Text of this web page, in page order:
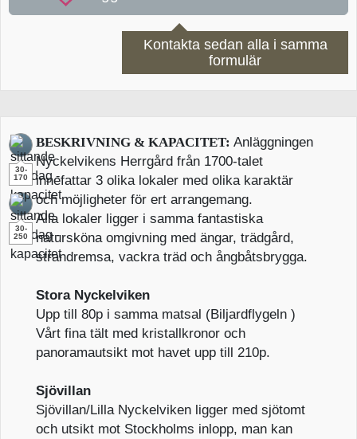
Kontakta sedan alla i samma
formulär
30-
170
30-
250
BESKRIVNING & KAPACITET:Anläggningen
Nyckelvikens Herrgård från 1700-talet
innefattar 3 olika lokaler med olika karaktär
och möjligheter för ert arrangemang.
Alla lokaler ligger i samma fantastiska
natursköna omgivning med ängar, trädgård,
strandremsa, vackra träd och ångbåtsbrygga.
Stora Nyckelviken
Upp till 80p i samma matsal (Biljardflygeln )
Vårt fina tält med kristallkronor och
panoramautsikt mot havet upp till 210p.
Sjövillan
Sjövillan/Lilla Nyckelviken ligger med sjötomt
och utsikt mot Stockholms inlopp, man kan